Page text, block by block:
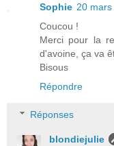
Sophie 20 mars
Coucou !
Merci pour la
d'avoine, ça va
Bisous
Répondre
Réponses
blondiejulie